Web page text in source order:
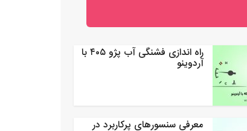
راه اندازی فشنگی آب پژو ۴۰۵ با
آردوینو
معرفی سنسورهای پرکاربرد در